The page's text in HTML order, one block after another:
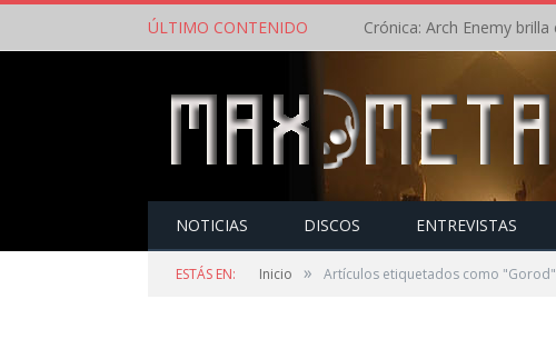
ÚLTIMO CONTENIDO
NOTICIAS DISCOS ENTREVISTAS
ESTÁS EN: Inicio » Artículos etiquetados como "Gorod"